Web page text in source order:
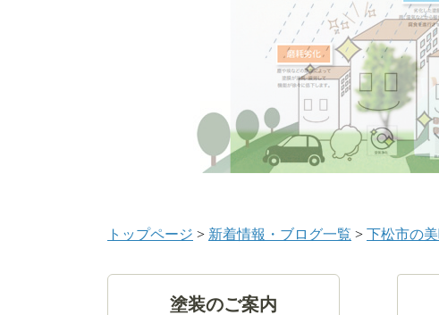
トップページ > 新着情報・ブログ一覧 > 下松市の
塗装のご案内